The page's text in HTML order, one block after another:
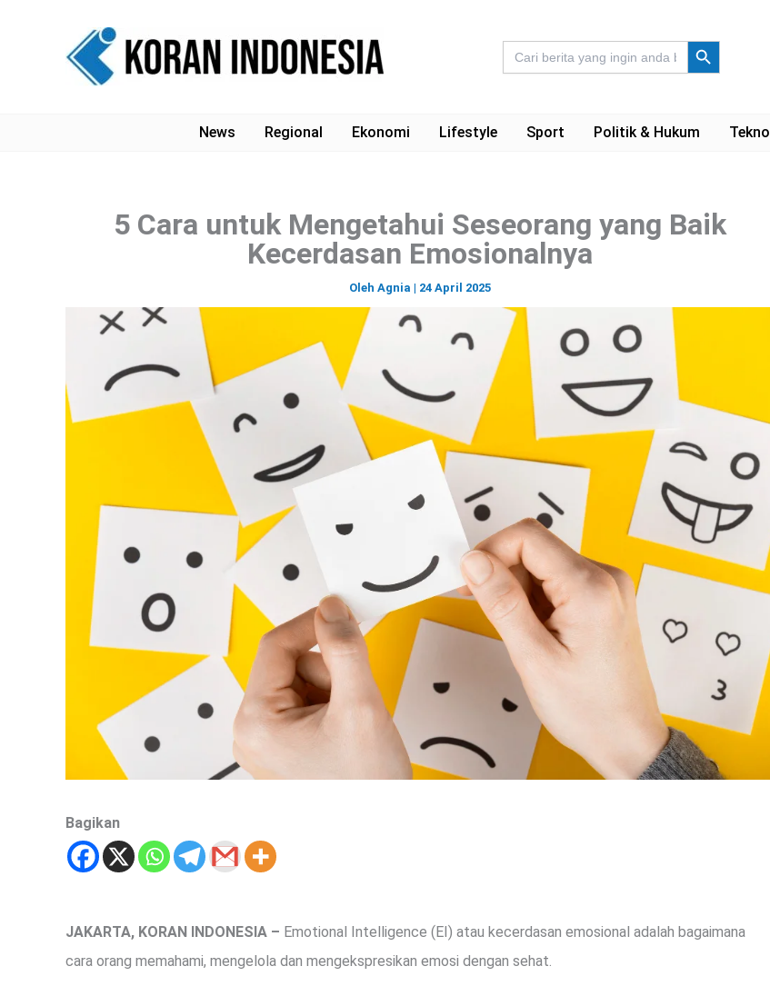
Search
for:
Search Button
News Regional Ekonomi Lifestyle Sport Politik & Hukum Tekno
5 Cara untuk Mengetahui Seseorang yang Baik
Kecerdasan Emosionalnya
Oleh Agnia | 24 April 2025
Bagikan
JAKARTA, KORAN INDONESIA – Emotional Intelligence (EI) atau kecerdasan emosional adalah bagaimana
cara orang memahami, mengelola dan mengekspresikan emosi dengan sehat.